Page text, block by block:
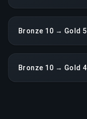
Bronze 10 → Gold 5
Bronze 10 → Gold 4